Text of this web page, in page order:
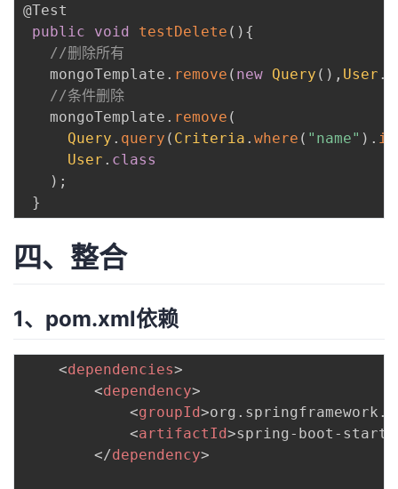
@Test
public
void testDelete ( ) {
//删除所有
   mongoTemplate
. remove ( new Query ( ) , User .
//条件删除
   mongoTemplate
. remove (
Query . query ( Criteria . where ( "name" ) . is
User . class
) ;
}
四、整合
1、pom.xml依赖
<dependencies>
<dependency>
<groupId>
<artifactId>spring-boot-
</dependency>